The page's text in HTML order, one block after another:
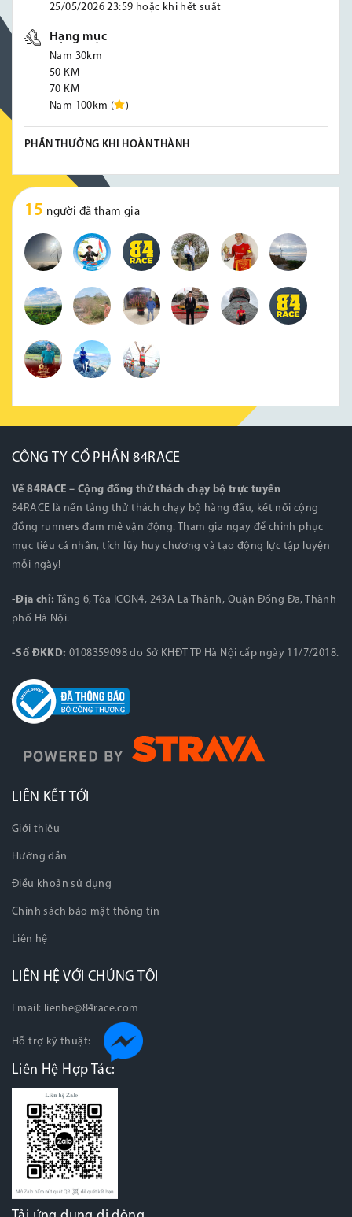
25/05/2026 23:59 hoặc khi hết suất
Hạng mục
Nam 30km
50 KM
70 KM
Nam 100km (
)
PHẦN THƯỞNG KHI HOÀN THÀNH
15 người đã tham gia
CÔNG TY CỔ PHẦN 84RACE
Về 84RACE – Cộng đồng thử thách chạy bộ trực tuyến
84RACE là nền tảng thử thách chạy bộ hàng đầu, kết nối cộng
đồng runners đam mê vận động. Tham gia ngay để chinh phục
mục tiêu cá nhân, tích lũy huy chương và tạo động lực tập luyện
mỗi ngày!
-Địa chỉ: Tầng 6, Tòa ICON4, 243A La Thành, Quận Đống Đa, Thành
phố Hà Nội.
-Số ĐKKD: 0108359098 do Sở KHĐT TP Hà Nội cấp ngày 11/7/2018.
LIÊN KẾT TỚI
Giới thiệu
Hướng dẫn
Điều khoản sử dụng
Chính sách bảo mật thông tin
Liên hệ
LIÊN HỆ VỚI CHÚNG TÔI
Email: lienhe@84race.com
Hỗ trợ kỹ thuật:
Liên Hệ Hợp Tác: